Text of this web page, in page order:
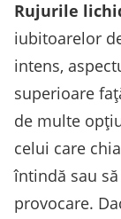
Rujurile
iubitoarelor
intens,
superioare
de multe
celui care
întindă sau
provocare.